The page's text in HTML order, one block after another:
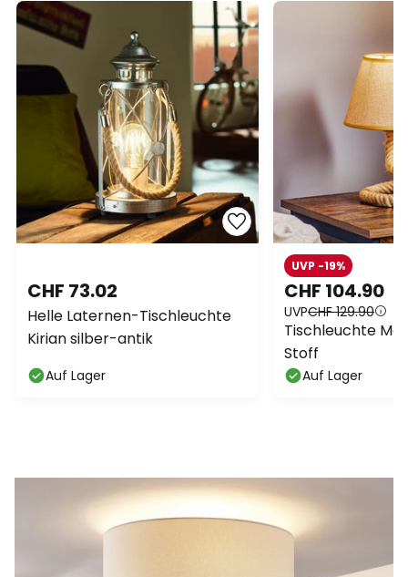
CHF 73.02
Helle Laternen-Tischleuchte
Kirian silber-antik
Auf Lager
CHF 104.90
UVPCHF 129.90
UVP -19%
Tischleuchte
Stoff
Auf Lager